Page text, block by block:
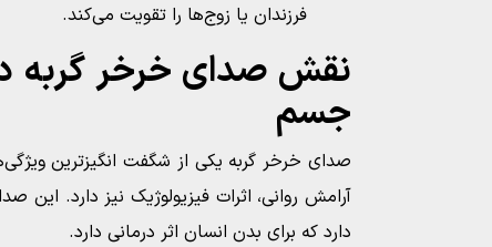
فرزندان یا زوج‌ها را تقویت می‌کند.
نقش صدای خرخر گربه
جسم
صدای خرخر گربه یکی از شگفت انگیزترین
آرامش روانی، اثرات فیزیولوژیک نیز دارد. این
دارد که برای بدن انسان اثر درمانی دارد.